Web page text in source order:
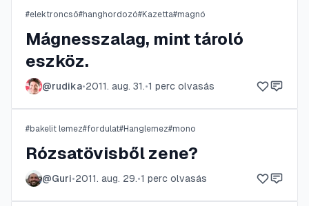
#elektroncső#hanghordozó#Kazetta#magnó
Mágnesszalag, mint tároló
eszköz.
@rudika•2011. aug. 31.•1 perc olvasás
#bakelit lemez#fordulat#Hanglemez#mono
Rózsatövisből zene?
@Guri•2011. aug. 29.•1 perc olvasás